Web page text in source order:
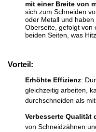
mit einer Breite von
sich zum Schneiden
oder Metall und
Oberseite, gefolgt von
beiden Seiten, was
Vorteil:
Erhöhte Effizienz:
gleichzeitig arbeiten,
durchschneiden als
Verbesserte Qualität
von Schneidzähnen